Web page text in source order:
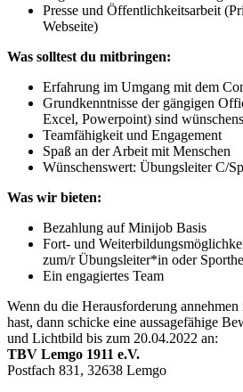
Presse und Öffentlichkeitsarbeit
Webseite)
Was solltest du mitbringen:
Erfahrung im Umgang mit dem
Grundkenntnisse der gängigen
Excel, Powerpoint) sind
Teamfähigkeit und Engagement
Spaß an der Arbeit mit Menschen
Wünschenswert: Übungsleiter C/
Was wir bieten:
Bezahlung auf Minijob Basis
Fort- und
zum/r Übungsleiter*in oder
Ein engagiertes Team
Wenn du die Herausforderung annehmen
hast, dann schicke eine aussagefähige
und Lichtbild bis zum 20.04.2022 an:
TBV Lemgo 1911 e.V.
Postfach 831, 32638 Lemgo